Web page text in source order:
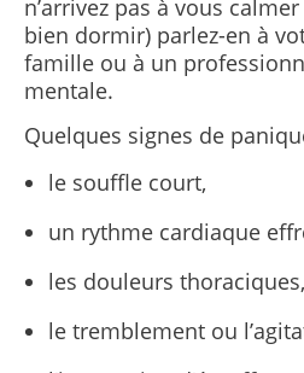
n’arrivez pas à vous
bien dormir) parlez-en à
famille ou à un
mentale.
Quelques signes de
le souffle court,
un rythme cardiaque
les douleurs thoraciques,
le tremblement ou